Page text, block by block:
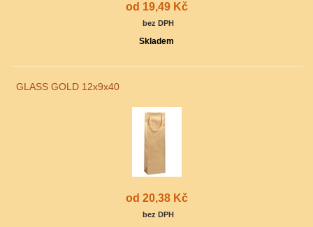
od 19,49 Kč
bez DPH
Skladem
GLASS GOLD 12x9x40
od 20,38 Kč
bez DPH